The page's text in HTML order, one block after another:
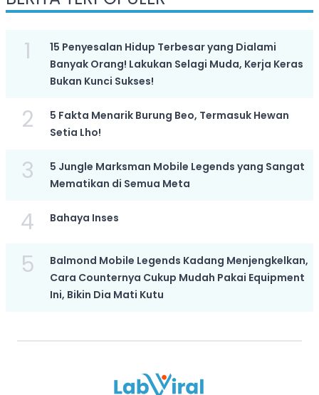
1
15 Penyesalan Hidup Terbesar yang Dialami
Banyak Orang! Lakukan Selagi Muda, Kerja Keras
Bukan Kunci Sukses!
2
5 Fakta Menarik Burung Beo, Termasuk Hewan
Setia Lho!
3
5 Jungle Marksman Mobile Legends yang Sangat
Mematikan di Semua Meta
4 Bahaya Inses
5
Balmond Mobile Legends Kadang Menjengkelkan,
Cara Counternya Cukup Mudah Pakai Equipment
Ini, Bikin Dia Mati Kutu